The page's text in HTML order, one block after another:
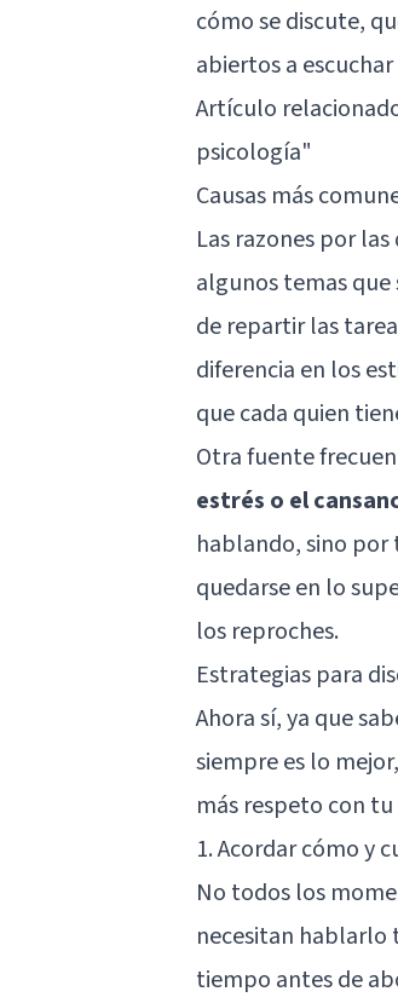
cómo se discute,
abiertos a
Artículo
psicología"
Causas más
Las razones por
algunos temas
de repartir las
diferencia en los
que cada quien
Otra fuente
estrés o el
hablando, sino
quedarse en lo
los reproches.
Estrategias para
Ahora sí, ya que
siempre es lo
más respeto con
1. Acordar cómo y
No todos los
necesitan hablarlo
tiempo antes de